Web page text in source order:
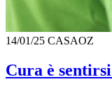
14/01/25 CASAOZ
Cura è sentirsi